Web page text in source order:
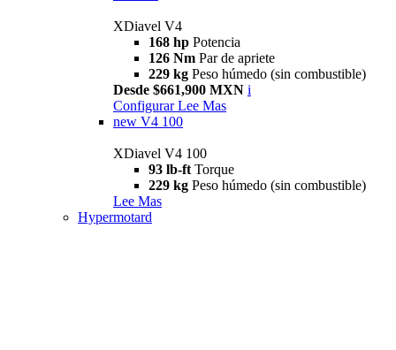
XDiavel V4
168 hp Potencia
126 Nm Par de apriete
229 kg Peso húmedo (sin combustible)
Desde $661,900 MXN i
Configurar Lee Mas
new V4 100
XDiavel V4 100
93 lb-ft Torque
229 kg Peso húmedo (sin combustible)
Lee Mas
Hypermotard